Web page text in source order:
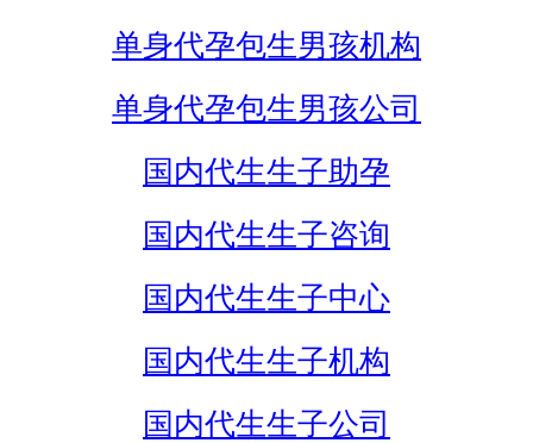
单身代孕包生男孩机构
单身代孕包生男孩公司
国内代生生子助孕
国内代生生子咨询
国内代生生子中心
国内代生生子机构
国内代生生子公司